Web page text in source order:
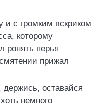
и с громким вскриком
которому
ронять перья
прижал
оставайся
немного